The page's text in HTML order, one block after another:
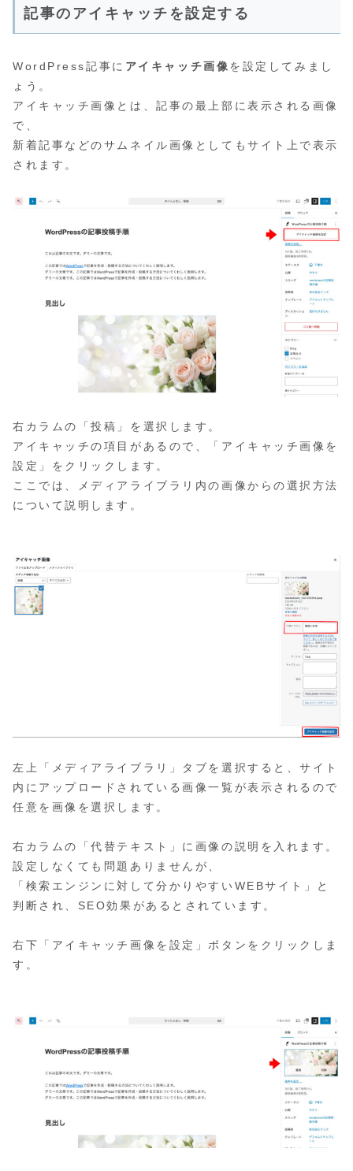
記事のアイキャッチを設定する
WordPress記事に アイキャッチ画像 を設定してみまし
ょう。
アイキャッチ画像とは、記事の最上部に表示される画像
で、
新着記事などのサムネイル画像としてもサイト上で表示
されます。
右カラムの「投稿」を選択します。
アイキャッチの項目があるので、「アイキャッチ画像を
設定」をクリックします。
ここでは、メディアライブラリ内の画像からの選択方法
について説明します。
左上「メディアライブラリ」タブを選択すると、サイト
内にアップロードされている画像一覧が表示されるので
任意を画像を選択します。
右カラムの「代替テキスト」に画像の説明を入れます。
設定しなくても問題ありませんが、
「検索エンジンに対して分かりやすいWEBサイト」と
判断され、SEO効果があるとされています。
右下「アイキャッチ画像を設定」ボタンをクリックしま
す。